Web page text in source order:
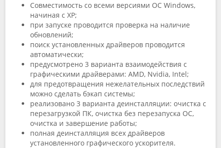
Совместимость со всеми версиями ОС Windows,
начиная с XP;
при запуске проводится проверка на наличие
обновлений;
поиск установленных драйверов проводится
автоматически;
предусмотрено 3 варианта взаимодействия с
графическими драйверами: AMD, Nvidia, Intel;
для предотвращения нежелательных последствий
можно сделать бэкап системы;
реализовано 3 варианта деинсталляции: очистка с
перезагрузкой ПК, очистка без перезапуска ОС,
очистка и завершение работы;
полная деинсталляция всех драйверов
установленного графического ускорителя.